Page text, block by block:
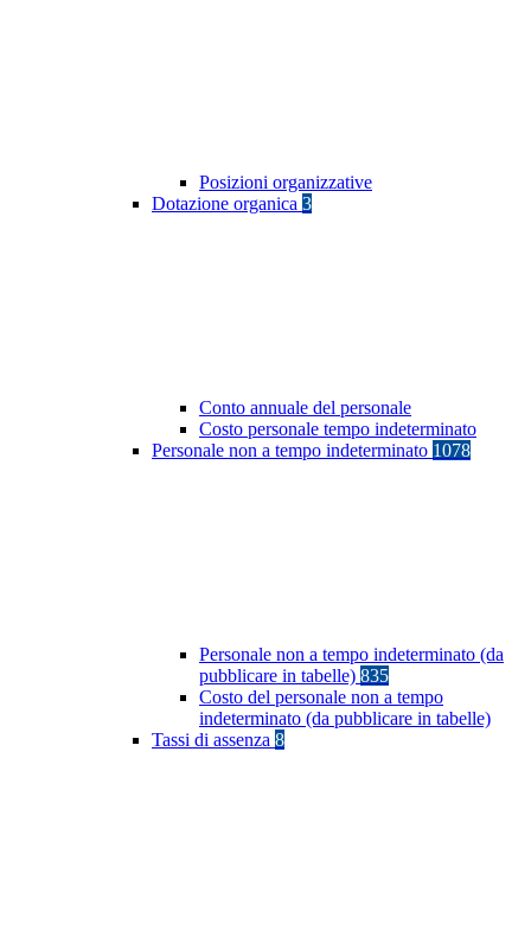
Posizioni organizzative
Dotazione organica 3
Conto annuale del personale
Costo personale tempo indeterminato
Personale non a tempo indeterminato 1078
Personale non a tempo indeterminato (da
pubblicare in tabelle) 835
Costo del personale non a tempo
indeterminato (da pubblicare in tabelle)
Tassi di assenza 8